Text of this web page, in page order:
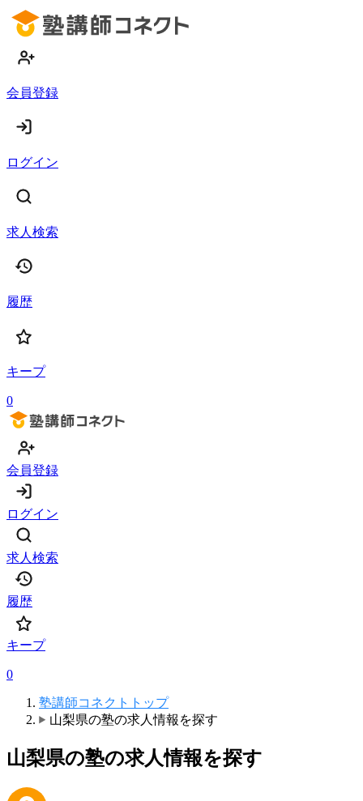
会員登録
ログイン
求人検索
履歴
キープ
0
会員登録
ログイン
求人検索
履歴
キープ
0
塾講師コネクトトップ
山梨県の塾の求人情報を探す
山梨県の塾の求人情報を探す